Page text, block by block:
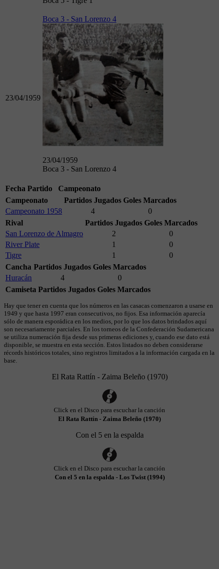
23/04/1959
Boca 3 - San Lorenzo 4
23/04/1959
Boca 3 - San Lorenzo 4
Fecha Partido
Campeonato
Campeonato
Partidos Jugados Goles Marcados
Campeonato 1958
4
0
Rival
Partidos Jugados Goles Marcados
San Lorenzo de Almagro
2
0
River Plate
1
0
Tigre
1
0
Cancha Partidos Jugados Goles Marcados
Huracán
4
0
Camiseta Partidos Jugados Goles Marcados
Hay que tener en cuenta que los números en las casacas comenzaron a usarse en
1949 y que hasta 1997 eran consecutivos, no fijos. Esa información aparecía
sólo de manera esporádica en los medios, por lo que los datos brindados aquí
son necesariamente parciales. En los torneos de la Confederación Sudamericana
se utiliza numeración fija desde sus primeras ediciones y, cuando ese dato está
disponible, se muestra en esta sección. Estos listados no deben considerarse
récords históricos totales, sino registros limitados a la información cargada en la
base.
El Rata Rattín - Zaima Beleño (1970)
Click en el Disco para escuchar la canción
El Rata Rattín - Zaima Beleño (1970)
Con el 5 en la espalda
Click en el Disco para escuchar la canción
Con el 5 en la espalda - Los Twist (1994)